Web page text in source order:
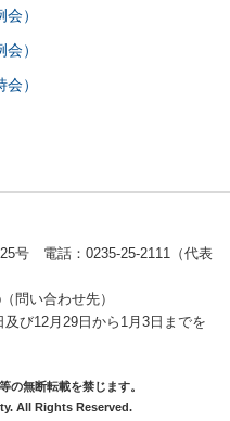
）
）
）
号 電話：0235-25-2111（代表
問い合わせ先）
び12月29日から1月3日までを
の無断転載を禁じます。
All Rights Reserved.